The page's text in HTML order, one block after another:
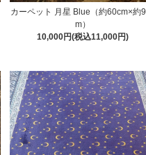
カーペット 月星 Blue（約60cm×約
m）
10,000円(税込11,000円)